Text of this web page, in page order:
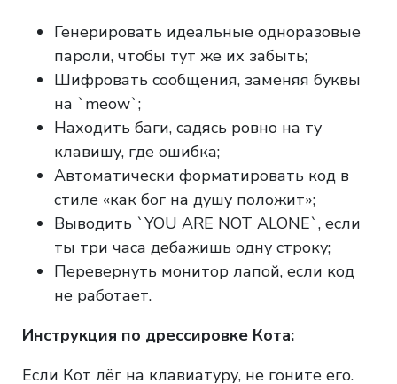
Генерировать идеальные одноразовые
пароли, чтобы тут же их забыть;
Шифровать сообщения, заменяя буквы
на `meow`;
Находить баги, садясь ровно на ту
клавишу, где ошибка;
Автоматически форматировать код в
стиле «как бог на душу положит»;
Выводить `YOU ARE NOT ALONE`, если
ты три часа дебажишь одну строку;
Перевернуть монитор лапой, если код
не работает.
Инструкция по дрессировке Кота:
Если Кот лёг на клавиатуру, не гоните его.